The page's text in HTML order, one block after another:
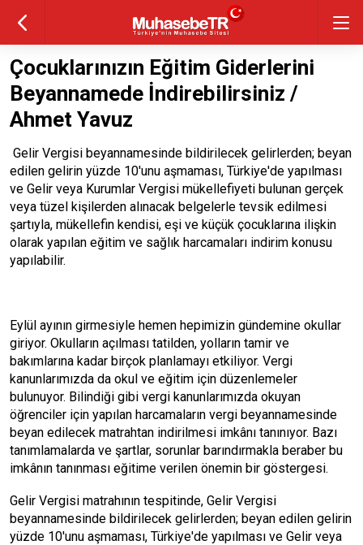
Çocuklarınızın Eğitim Giderlerini
Beyannamede İndirebilirsiniz /
Ahmet Yavuz
Gelir Vergisi beyannamesinde bildirilecek gelirlerden; beyan
edilen gelirin yüzde 10'unu aşmaması, Türkiye'de yapılması
ve Gelir veya Kurumlar Vergisi mükellefiyeti bulunan gerçek
veya tüzel kişilerden alınacak belgelerle tevsik edilmesi
şartıyla, mükellefin kendisi, eşi ve küçük çocuklarına ilişkin
olarak yapılan eğitim ve sağlık harcamaları indirim konusu
yapılabilir.
Eylül ayının girmesiyle hemen hepimizin gündemine okullar
giriyor. Okulların açılması tatilden, yolların tamir ve
bakımlarına kadar birçok planlamayı etkiliyor. Vergi
kanunlarımızda da okul ve eğitim için düzenlemeler
bulunuyor. Bilindiği gibi vergi kanunlarımızda okuyan
öğrenciler için yapılan harcamaların vergi beyannamesinde
beyan edilecek matrahtan indirilmesi imkânı tanınıyor. Bazı
tanımlamalarda ve şartlar, sorunlar barındırmakla beraber bu
imkânın tanınması eğitime verilen önemin bir göstergesi.
Gelir Vergisi matrahının tespitinde, Gelir Vergisi
beyannamesinde bildirilecek gelirlerden; beyan edilen gelirin
yüzde 10'unu aşmaması, Türkiye'de yapılması ve Gelir veya